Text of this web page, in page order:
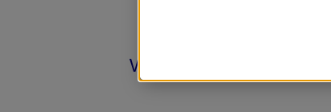
VÉHICULES